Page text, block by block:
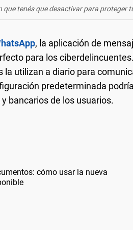
que tenés que desactivar para proteger
, la aplicación de
para los
la utilizan a diario para
predeterminada
bancarios de los usuarios.
cómo usar la nueva